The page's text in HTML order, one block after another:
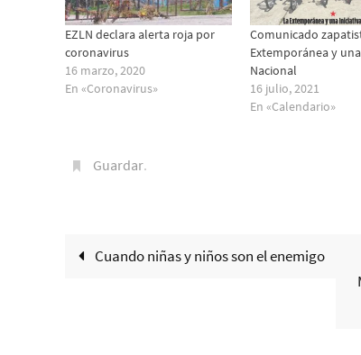
EZLN declara alerta roja por
coronavirus
16 marzo, 2020
En «Coronavirus»
Comunicado
Extemporánea y
Nacional
16 julio, 2021
En «Calendario»
Guardar.
Cuando niñas y niños son el enemigo